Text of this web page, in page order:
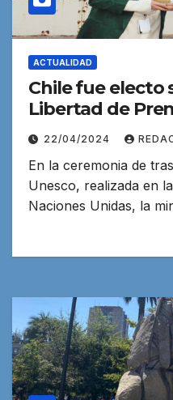
ACTUALIDAD
Chile fue electo
Libertad de
22/04/2024
En la ceremonia de
Unesco, realizada en
Naciones Unidas, la